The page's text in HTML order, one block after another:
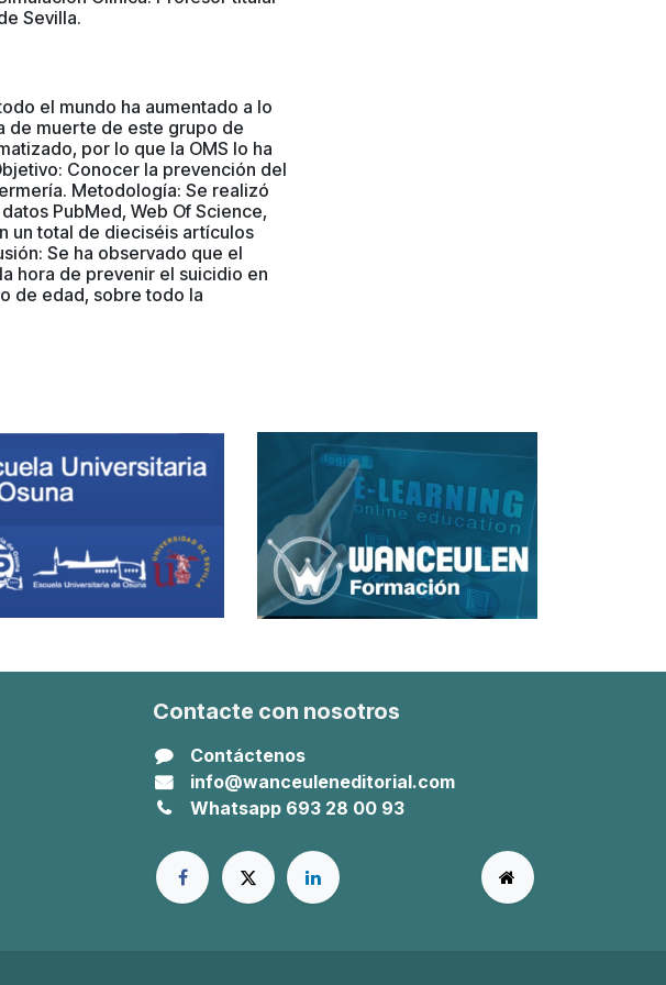
Sevilla.
el mundo ha aumentado a lo
de muerte de este grupo de
por lo que la OMS lo ha
Conocer la prevención del
Metodología: Se realizó
PubMed, Web Of Science,
un total de dieciséis artículos
Se ha observado que el
hora de prevenir el suicidio en
de edad, sobre todo la
Contacte con nosotros
Contáctenos
info@wanceuleneditorial.com
Whatsapp 693 28 00 93